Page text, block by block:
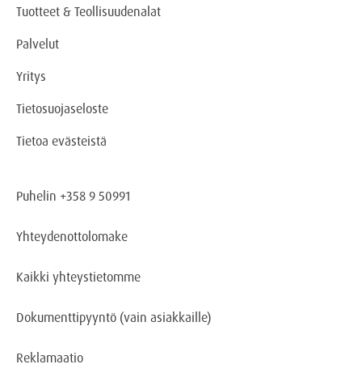
Tuotteet & Teollisuudenalat
Palvelut
Yritys
Tietosuojaseloste
Tietoa evästeistä
Puhelin +358 9 50991
Yhteydenottolomake
Kaikki yhteystietomme
Dokumenttipyyntö (vain asiakkaille)
Reklamaatio